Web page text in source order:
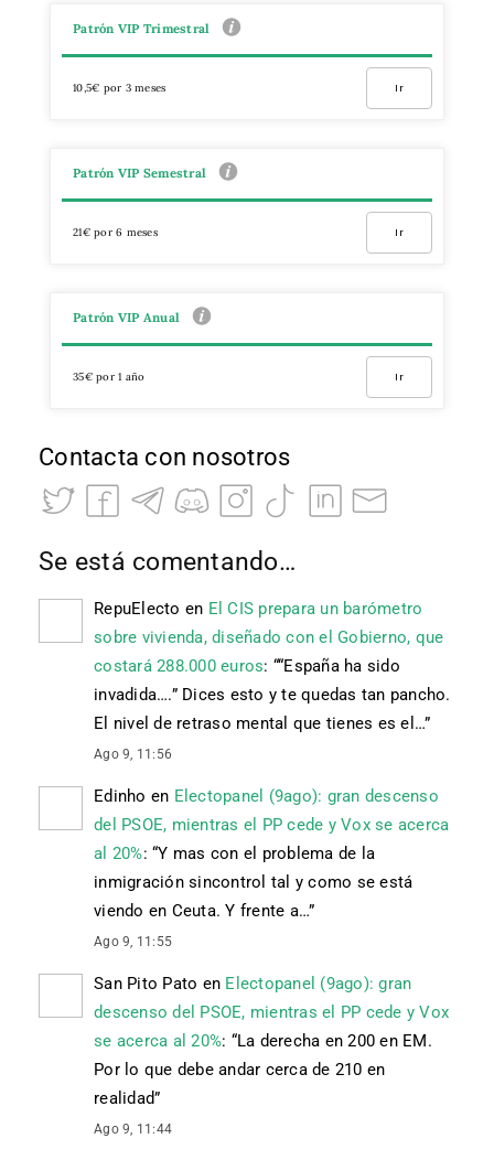
Patrón VIP Trimestral
10,5€ por 3 meses Ir
Patrón VIP Semestral
21€ por 6 meses Ir
Patrón VIP Anual
35€ por 1 año Ir
Contacta con nosotros
Se está comentando…
RepuElecto en El CIS prepara un barómetro
sobre vivienda, diseñado con el Gobierno, que
costará 288.000 euros: ““España ha sido
invadida….” Dices esto y te quedas tan pancho.
El nivel de retraso mental que tienes es el…”
Ago 9, 11:56
Edinho en Electopanel (9ago): gran descenso
del PSOE, mientras el PP cede y Vox se acerca
al 20%: “Y mas con el problema de la
inmigración sincontrol tal y como se está
viendo en Ceuta. Y frente a…”
Ago 9, 11:55
San Pito Pato en Electopanel (9ago): gran
descenso del PSOE, mientras el PP cede y Vox
se acerca al 20%: “La derecha en 200 en EM.
Por lo que debe andar cerca de 210 en
realidad”
Ago 9, 11:44